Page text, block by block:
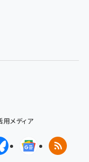
メディア
ス)BlueskyGoogleニュ
RSS